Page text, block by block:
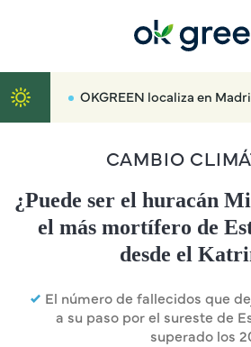
OKGREEN localiza en Madrid el nuevo radar que multará hasta con 3.000 euros a los coches
CAMBIO
¿Puede ser el huracán
el más mortífero de
desde el
El número de fallecidos que
a su paso por el sureste de
superado los